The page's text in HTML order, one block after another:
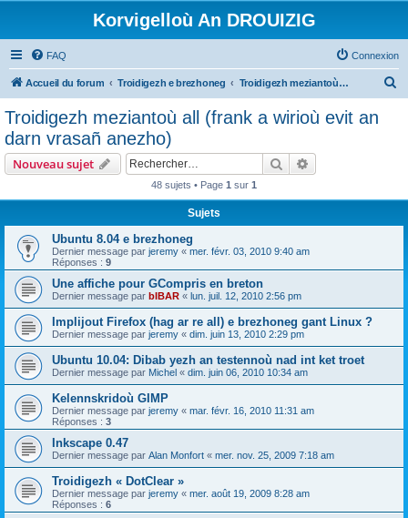
Korvigelloù An DROUIZIG
FAQ Connexion
Accueil du forum Troidigezh e brezhoneg Troidigezh meziantoù all (frank a wirioù evit an darn vrasañ anezho)
Troidigezh meziantoù all (frank a wirioù evit an
darn vrasañ anezho)
Nouveau sujet Rechercher
48 sujets • Page 1 sur 1
Sujets
Ubuntu 8.04 e brezhoneg
Dernier message par jeremy « mer. févr. 03, 2010 9:40 am
Réponses : 9
Une affiche pour GCompris en breton
Dernier message par bIBAR « lun. juil. 12, 2010 2:56 pm
Implijout Firefox (hag ar re all) e brezhoneg gant Linux ?
Dernier message par jeremy « dim. juin 13, 2010 2:29 pm
Ubuntu 10.04: Dibab yezh an testennoù nad int ket troet
Dernier message par Michel « dim. juin 06, 2010 10:34 am
Kelennskridoù GIMP
Dernier message par jeremy « mar. févr. 16, 2010 11:31 am
Réponses : 3
Inkscape 0.47
Dernier message par Alan Monfort « mer. nov. 25, 2009 7:18 am
Troidigezh « DotClear »
Dernier message par jeremy « mer. août 19, 2009 8:28 am
Réponses : 6